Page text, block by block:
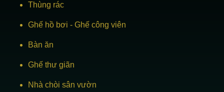
Thùng rác
Ghế hồ bơi - Ghế công viên
Bàn ăn
Ghế thư giãn
Nhà chòi sân vườn